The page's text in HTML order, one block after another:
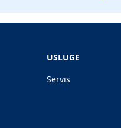
USLUGE
Servis